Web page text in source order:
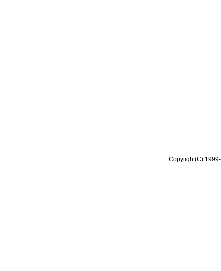
Copyright(C)